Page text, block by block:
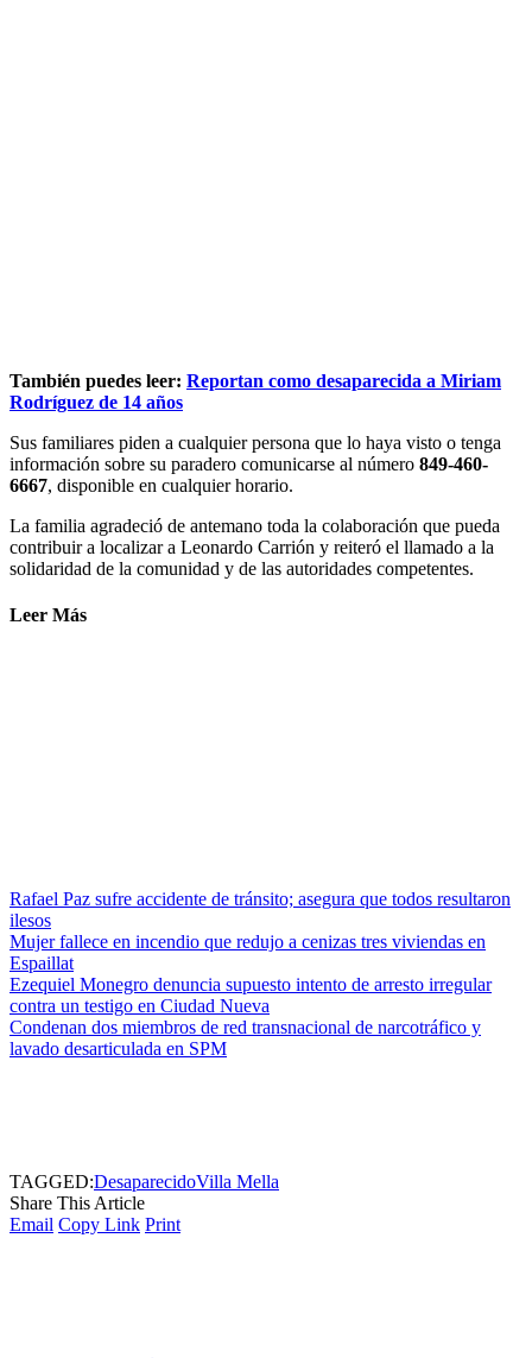
También puedes leer: Reportan como desaparecida a Miriam
Rodríguez de 14 años
Sus familiares piden a cualquier persona que lo haya visto o tenga
información sobre su paradero comunicarse al número 849-460-
6667, disponible en cualquier horario.
La familia agradeció de antemano toda la colaboración que pueda
contribuir a localizar a Leonardo Carrión y reiteró el llamado a la
solidaridad de la comunidad y de las autoridades competentes.
Leer Más
Rafael Paz sufre accidente de tránsito; asegura que todos resultaron
ilesos
Mujer fallece en incendio que redujo a cenizas tres viviendas en
Espaillat
Ezequiel Monegro denuncia supuesto intento de arresto irregular
contra un testigo en Ciudad Nueva
Condenan dos miembros de red transnacional de narcotráfico y
lavado desarticulada en SPM
TAGGED:DesaparecidoVilla Mella
Share This Article
Email Copy Link Print